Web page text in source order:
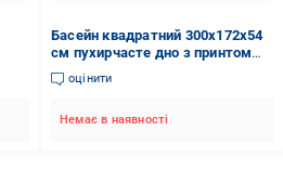
Басейн квадратний 300х172х54
см пухирчасте дно з принтом
(1557-1)
оцінити
Немає в наявності